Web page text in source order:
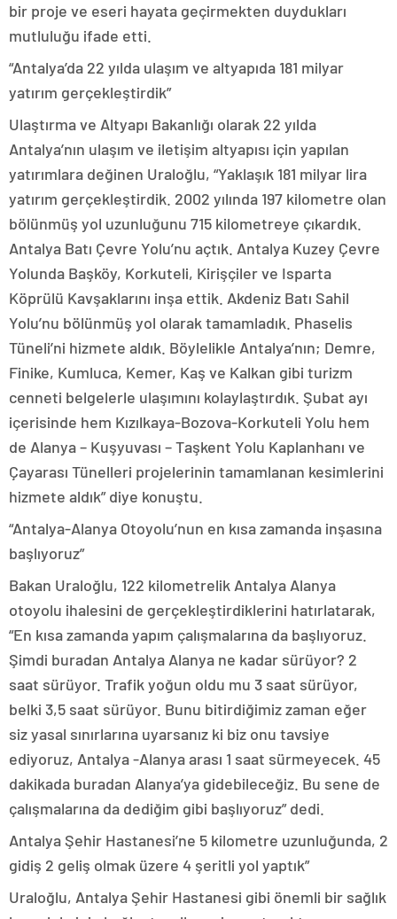
bir proje ve eseri hayata geçirmekten duydukları
mutluluğu ifade etti.
“Antalya’da 22 yılda ulaşım ve altyapıda 181 milyar
yatırım gerçekleştirdik”
Ulaştırma ve Altyapı Bakanlığı olarak 22 yılda
Antalya’nın ulaşım ve iletişim altyapısı için yapılan
yatırımlara değinen Uraloğlu, “Yaklaşık 181 milyar lira
yatırım gerçekleştirdik. 2002 yılında 197 kilometre olan
bölünmüş yol uzunluğunu 715 kilometreye çıkardık.
Antalya Batı Çevre Yolu’nu açtık. Antalya Kuzey Çevre
Yolunda Başköy, Korkuteli, Kirişçiler ve Isparta
Köprülü Kavşaklarını inşa ettik. Akdeniz Batı Sahil
Yolu’nu bölünmüş yol olarak tamamladık. Phaselis
Tüneli’ni hizmete aldık. Böylelikle Antalya’nın; Demre,
Finike, Kumluca, Kemer, Kaş ve Kalkan gibi turizm
cenneti belgelerle ulaşımını kolaylaştırdık. Şubat ayı
içerisinde hem Kızılkaya-Bozova-Korkuteli Yolu hem
de Alanya – Kuşyuvası – Taşkent Yolu Kaplanhanı ve
Çayarası Tünelleri projelerinin tamamlanan kesimlerini
hizmete aldık” diye konuştu.
“Antalya-Alanya Otoyolu’nun en kısa zamanda inşasına
başlıyoruz”
Bakan Uraloğlu, 122 kilometrelik Antalya Alanya
otoyolu ihalesini de gerçekleştirdiklerini hatırlatarak,
“En kısa zamanda yapım çalışmalarına da başlıyoruz.
Şimdi buradan Antalya Alanya ne kadar sürüyor? 2
saat sürüyor. Trafik yoğun oldu mu 3 saat sürüyor,
belki 3,5 saat sürüyor. Bunu bitirdiğimiz zaman eğer
siz yasal sınırlarına uyarsanız ki biz onu tavsiye
ediyoruz, Antalya -Alanya arası 1 saat sürmeyecek. 45
dakikada buradan Alanya’ya gidebileceğiz. Bu sene de
çalışmalarına da dediğim gibi başlıyoruz” dedi.
Antalya Şehir Hastanesi’ne 5 kilometre uzunluğunda, 2
gidiş 2 geliş olmak üzere 4 şeritli yol yaptık”
Uraloğlu, Antalya Şehir Hastanesi gibi önemli bir sağlık